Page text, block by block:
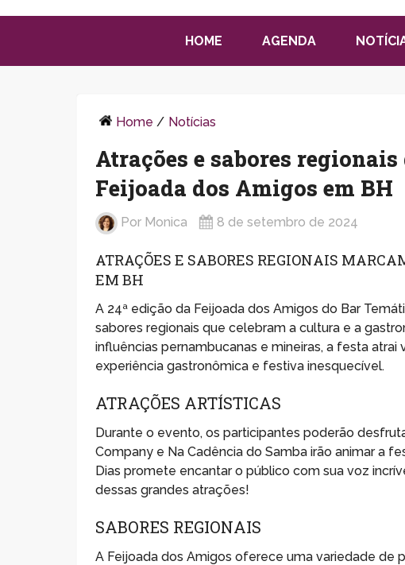
HOME AGENDA
Home / Notícias
Atrações e sabores
Feijoada dos Amigos em BH
Por Monica 8 de setembro de 2024
ATRAÇÕES E SABORES REGIONAIS
EM BH
A 24ª edição da Feijoada dos Amigos do Bar
sabores regionais que celebram a cultura e a
influências pernambucanas e mineiras, a festa
experiência gastronômica e festiva inesquecível.
ATRAÇÕES ARTÍSTICAS
Durante o evento, os participantes poderão
Company e Na Cadência do Samba irão animar a
Dias promete encantar o público com sua voz
dessas grandes atrações!
SABORES REGIONAIS
A Feijoada dos Amigos oferece uma variedade de